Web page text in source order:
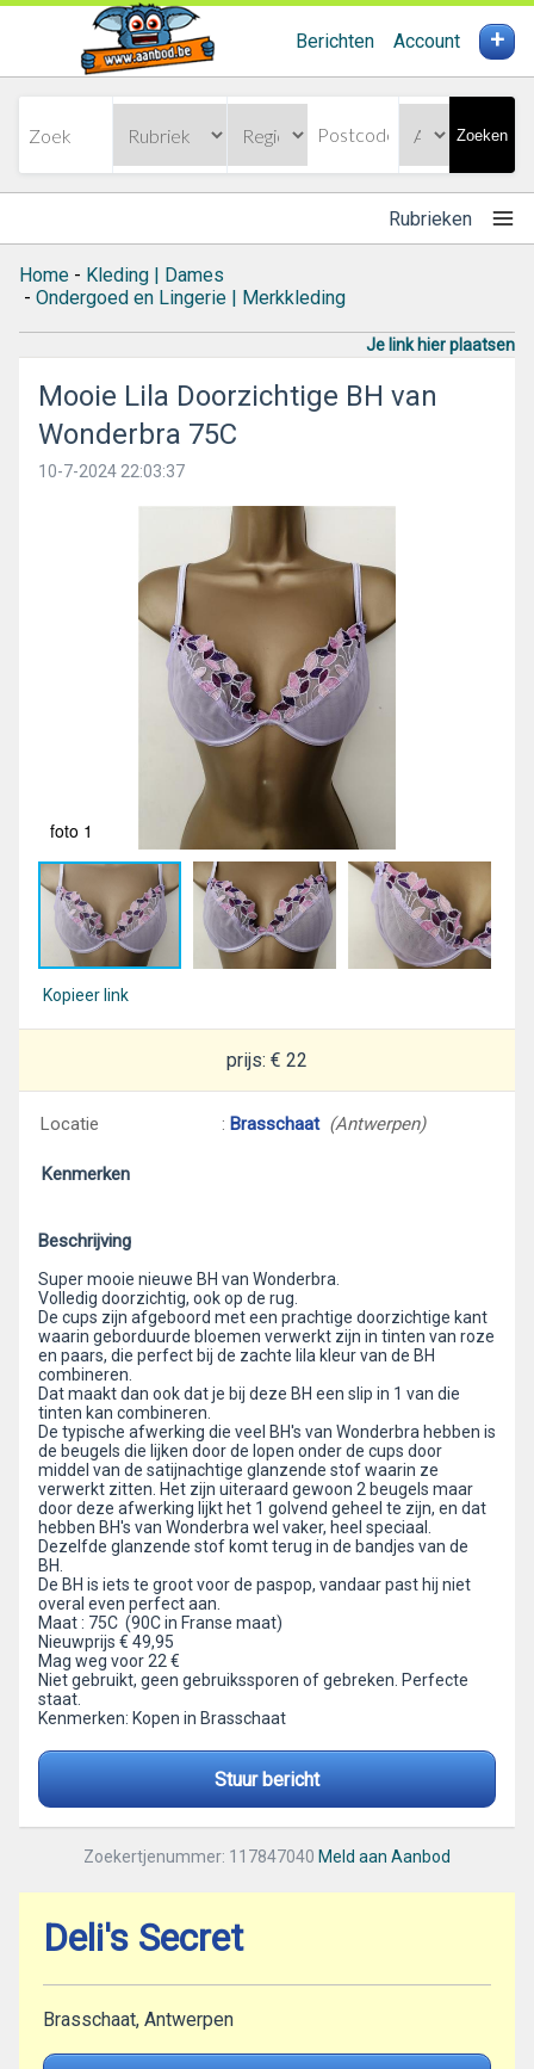
Berichten Account +
Zoeken
Rubrieken
Home - Kleding | Dames
- Ondergoed en Lingerie | Merkkleding
Je link hier plaatsen
Mooie Lila Doorzichtige BH van
Wonderbra 75C
10-7-2024 22:03:37
foto 1
Kopieer link
prijs: € 22
Locatie : Brasschaat (Antwerpen)
Kenmerken
Beschrijving
Super mooie nieuwe BH van Wonderbra.
Volledig doorzichtig, ook op de rug.
De cups zijn afgeboord met een prachtige doorzichtige kant
waarin geborduurde bloemen verwerkt zijn in tinten van roze
en paars, die perfect bij de zachte lila kleur van de BH
combineren.
Dat maakt dan ook dat je bij deze BH een slip in 1 van die
tinten kan combineren.
De typische afwerking die veel BH's van Wonderbra hebben is
de beugels die lijken door de lopen onder de cups door
middel van de satijnachtige glanzende stof waarin ze
verwerkt zitten. Het zijn uiteraard gewoon 2 beugels maar
door deze afwerking lijkt het 1 golvend geheel te zijn, en dat
hebben BH's van Wonderbra wel vaker, heel speciaal.
Dezelfde glanzende stof komt terug in de bandjes van de
BH.
De BH is iets te groot voor de paspop, vandaar past hij niet
overal even perfect aan.
Maat : 75C (90C in Franse maat)
Nieuwprijs € 49,95
Mag weg voor 22 €
Niet gebruikt, geen gebruikssporen of gebreken. Perfecte
staat.
Kenmerken: Kopen in Brasschaat
Stuur bericht
Zoekertjenummer: 117847040 Meld aan Aanbod
Deli's Secret
Brasschaat, Antwerpen